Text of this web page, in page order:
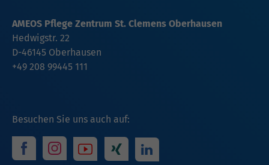
Besuchen Sie uns auch auf:
AMEOS Pflege Zentrum St. Clemens Oberhausen
Hedwigstr. 22
D-46145 Oberhausen
+49 208 99445 111